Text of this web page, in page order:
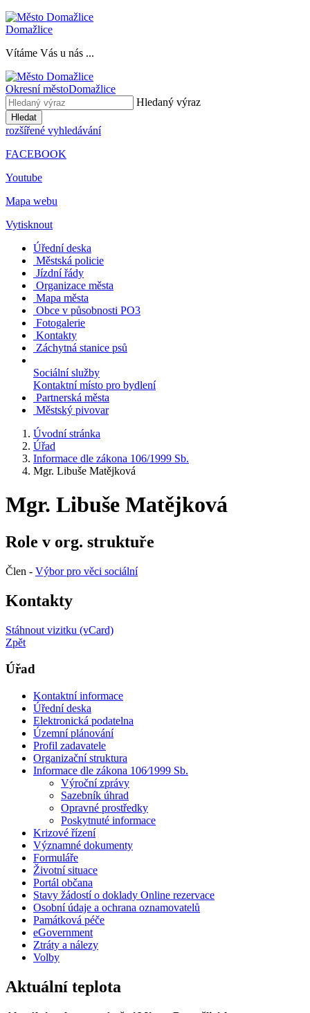
Domažlice
Vítáme Vás u nás ...
Okresní městoDomažlice
Hledaný výraz
Hledat
rozšířené vyhledávání
FACEBOOK
Youtube
Mapa webu
Vytisknout
Úřední deska
Městská policie
Jízdní řády
Organizace města
Mapa města
Obce v působnosti PO3
Fotogalerie
Kontakty
Záchytná stanice psů
Sociální služby
Kontaktní místo pro bydlení
Partnerská města
Městský pivovar
Úvodní stránka
Úřad
Informace dle zákona 106/1999 Sb.
Mgr. Libuše Matějková
Mgr. Libuše Matějková
Role v org. struktuře
Člen - Výbor pro věci sociální
Kontakty
Stáhnout vizitku (vCard)
Zpět
Úřad
Kontaktní informace
Úřední deska
Elektronická podatelna
Územní plánování
Profil zadavatele
Organizační struktura
Informace dle zákona 106⁄1999 Sb.
Výroční zprávy
Sazebník úhrad
Opravné prostředky
Poskytnuté informace
Krizové řízení
Významné dokumenty
Formuláře
Životní situace
Portál občana
Stavy žádostí o doklady Online rezervace
Osobní údaje a ochrana oznamovatelů
Památková péče
eGovernment
Ztráty a nálezy
Volby
Aktuální teplota